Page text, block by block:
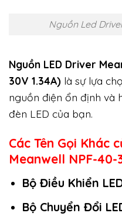
Nguồn Led
Nguồn LED Driver
30V 1.34A) là sự lựa
nguồn điện ổn định và
đèn LED của bạn.
Các Tên Gọi Khác
Meanwell NPF-40-
Bộ Điều Khiển
Bộ Chuyển Đổi